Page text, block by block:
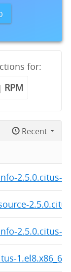
for:
RPM
Recent
2.5.0.citus-
2.5.0.citus-